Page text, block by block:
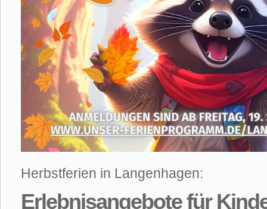
Herbstferien in Langenhagen:
Erlebnisangebote für